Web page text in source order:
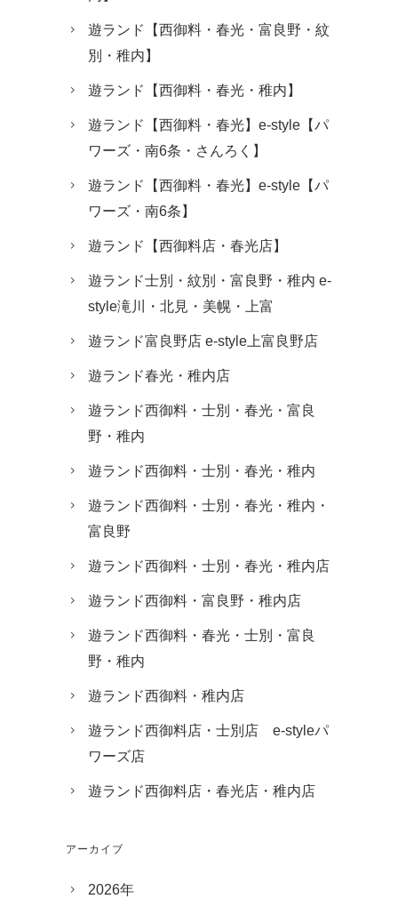
遊ランド【西御料・春光・富良野・紋
別・稚内】
遊ランド【西御料・春光・稚内】
遊ランド【西御料・春光】e-style【パ
ワーズ・南6条・さんろく】
遊ランド【西御料・春光】e-style【パ
ワーズ・南6条】
遊ランド【西御料店・春光店】
遊ランド士別・紋別・富良野・稚内 e-
style滝川・北見・美幌・上富
遊ランド富良野店 e-style上富良野店
遊ランド春光・稚内店
遊ランド西御料・士別・春光・富良
野・稚内
遊ランド西御料・士別・春光・稚内
遊ランド西御料・士別・春光・稚内・
富良野
遊ランド西御料・士別・春光・稚内店
遊ランド西御料・富良野・稚内店
遊ランド西御料・春光・士別・富良
野・稚内
遊ランド西御料・稚内店
遊ランド西御料店・士別店 e-styleパ
ワーズ店
遊ランド西御料店・春光店・稚内店
アーカイブ
2026年